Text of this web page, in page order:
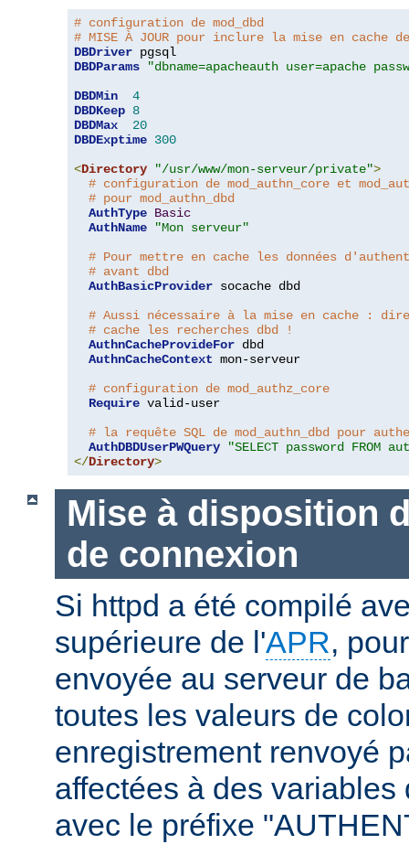
# configuration de mod_dbd
# MISE À JOUR pour inclure la mise en
DBDriver
DBDParams
"dbname=apacheauth user=apache
DBDMin
4
DBDKeep 8
DBDMax
20
DBDExptime 300
<Directory "/usr/www/mon-serveur/private">
# configuration de mod_authn_core et
# pour mod_authn_dbd
AuthType Basic
AuthName
"Mon serveur"
# Pour mettre en cache les données
# avant dbd
AuthBasicProvider socache dbd
# Aussi nécessaire à la mise en cache :
# cache les recherches dbd !
AuthnCacheProvideFor dbd
AuthnCacheContext mon-serveur
# configuration de mod_authz_core
Require valid-user
# la requête SQL de mod_authn_dbd pour
AuthDBDUserPWQuery
"SELECT password FROM
</Directory>
Mise à disposition
de connexion
Si httpd a été compilé
supérieure de l'APR,
envoyée au serveur de
toutes les valeurs de
enregistrement renvoyé
affectées à des variables
avec le préfixe